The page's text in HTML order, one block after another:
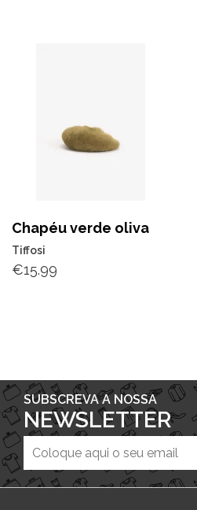
Chapéu verde oliva
Tiffosi
€15.99
SUBSCREVA A NOSSA
NEWSLETTER